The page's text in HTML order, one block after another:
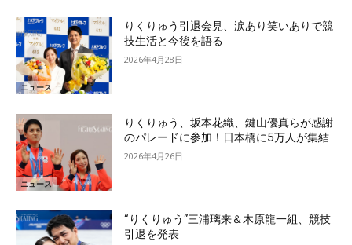
ニュース
りくりゅう引退会見、涙あり笑いありで競
技生活と今後を語る
2026年4月28日
ニュース
りくりゅう、坂本花織、鍵山優真らが感謝
のパレードに参加！日本橋に5万人が集結
2026年4月26日
“りくりゅう”三浦璃来＆木原龍一組、競技
引退を発表